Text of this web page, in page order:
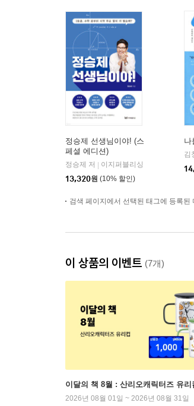
정승제 선생님이야! (스
페셜 에디션)
정승제 저
이지퍼블리싱
13,320원 (10% 할인)
나
김
검색 페이지에서 선택된 태그에 등록된
이 상품의 이벤트 (7개)
이달의 책 8월 : 산리오캐릭터즈 유리
2026년 08월 01일 ~ 2026년 08월 31일